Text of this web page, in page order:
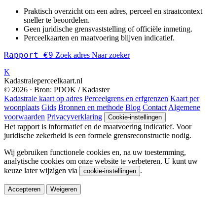
Praktisch overzicht om een adres, perceel en straatcontext
sneller te beoordelen.
Geen juridische grensvaststelling of officiële inmeting.
Perceelkaarten en maatvoering blijven indicatief.
Rapport €9 Zoek adres Naar zoeker
K
Kadastraleperceelkaart.nl
© 2026 · Bron: PDOK / Kadaster
Kadastrale kaart op adres Perceelgrens en erfgrenzen Kaart per
woonplaats Gids Bronnen en methode Blog Contact Algemene
voorwaarden Privacyverklaring Cookie-instellingen
Het rapport is informatief en de maatvoering indicatief. Voor
juridische zekerheid is een formele grensreconstructie nodig.
Wij gebruiken functionele cookies en, na uw toestemming,
analytische cookies om onze website te verbeteren. U kunt uw
keuze later wijzigen via
cookie-instellingen .
Accepteren Weigeren